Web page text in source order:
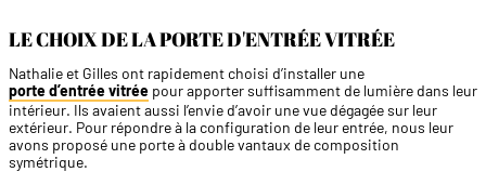
LE CHOIX DE LA PORTE D'ENTRÉE VITRÉE
Nathalie et Gilles ont rapidement choisi d’installer une
porte d’entrée vitréepour apporter suffisamment de lumière dans leur
intérieur. Ils avaient aussi l’envie d’avoir une vue dégagée sur leur
extérieur. Pour répondre à la configuration de leur entrée, nous leur
avons proposé une porte à double vantaux de composition
symétrique.